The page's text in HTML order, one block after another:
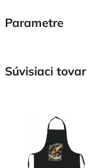
Parametre
Súvisiaci tovar